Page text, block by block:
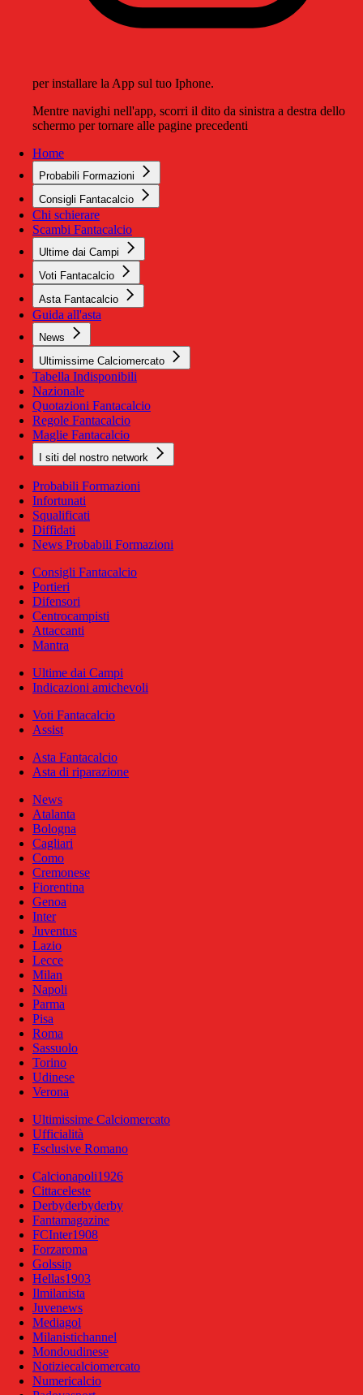
per installare la App sul tuo Iphone.
Mentre navighi nell'app, scorri il dito da sinistra a destra dello
schermo per tornare alle pagine precedenti
Home
Probabili Formazioni
Consigli Fantacalcio
Chi schierare
Scambi Fantacalcio
Ultime dai Campi
Voti Fantacalcio
Asta Fantacalcio
Guida all'asta
News
Ultimissime Calciomercato
Tabella Indisponibili
Nazionale
Quotazioni Fantacalcio
Regole Fantacalcio
Maglie Fantacalcio
I siti del nostro network
Probabili Formazioni
Infortunati
Squalificati
Diffidati
News Probabili Formazioni
Consigli Fantacalcio
Portieri
Difensori
Centrocampisti
Attaccanti
Mantra
Ultime dai Campi
Indicazioni amichevoli
Voti Fantacalcio
Assist
Asta Fantacalcio
Asta di riparazione
News
Atalanta
Bologna
Cagliari
Como
Cremonese
Fiorentina
Genoa
Inter
Juventus
Lazio
Lecce
Milan
Napoli
Parma
Pisa
Roma
Sassuolo
Torino
Udinese
Verona
Ultimissime Calciomercato
Ufficialità
Esclusive Romano
Calcionapoli1926
Cittaceleste
Derbyderbyderby
Fantamagazine
FCInter1908
Forzaroma
Golssip
Hellas1903
Ilmilanista
Juvenews
Mediagol
Milanistichannel
Mondoudinese
Notiziecalciomercato
Numericalcio